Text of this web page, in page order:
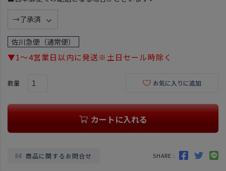
佐川急便（通常便）
▼1～4営業日以内に発送※土日セール時除く
お気に入りに追加
カートに入れる
商品に関するお問合せ SHARE :